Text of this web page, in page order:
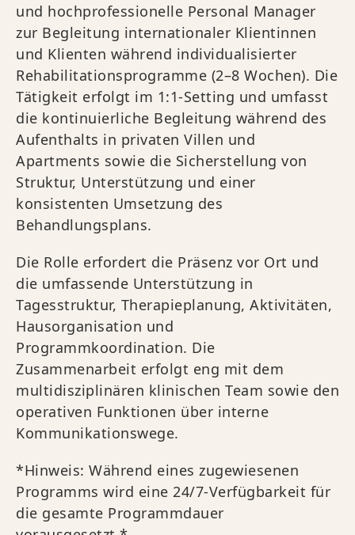
und hochprofessionelle Personal Manager
zur Begleitung internationaler Klientinnen
und Klienten während individualisierter
Rehabilitationsprogramme (2–8 Wochen). Die
Tätigkeit erfolgt im 1:1-Setting und umfasst
die kontinuierliche Begleitung während des
Aufenthalts in privaten Villen und
Apartments sowie die Sicherstellung von
Struktur, Unterstützung und einer
konsistenten Umsetzung des
Behandlungsplans.
Die Rolle erfordert die Präsenz vor Ort und
die umfassende Unterstützung in
Tagesstruktur, Therapieplanung, Aktivitäten,
Hausorganisation und
Programmkoordination. Die
Zusammenarbeit erfolgt eng mit dem
multidisziplinären klinischen Team sowie den
operativen Funktionen über interne
Kommunikationswege.
*Hinweis: Während eines zugewiesenen
Programms wird eine 24/7-Verfügbarkeit für
die gesamte Programmdauer